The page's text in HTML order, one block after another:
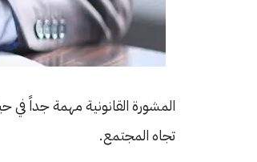
المشورة القانونية مهمة جداً
تجاه المجتمع.